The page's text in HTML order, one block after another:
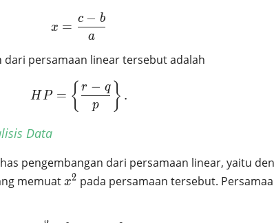
x = \frac{c-b}{a}
x =
a
c − b
persamaan linear tersebut adalah
HP = \left\{\frac{r-
HP = { p
r − q } .
Data
pengembangan dari persamaan linear, yaitu
memuat x^2
x2 pada persamaan tersebut.